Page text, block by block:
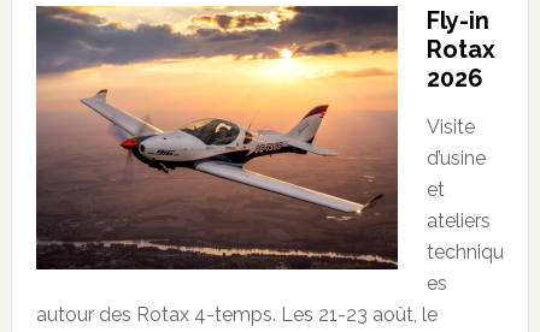
Fly-in
Rotax
2026
Visite
d’usine
et
ateliers
techniqu
es
autour des Rotax 4-temps. Les 21-23 août, le